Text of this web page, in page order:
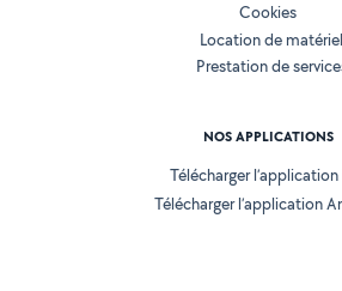
Cookies
Location de matériel
Prestation de
NOS APPLICATIONS
Télécharger l’application
Télécharger l’application